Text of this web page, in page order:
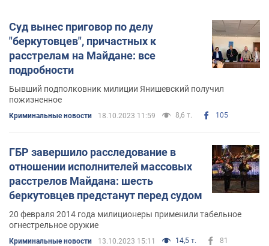
Суд вынес приговор по делу
"беркутовцев", причастных к
расстрелам на Майдане: все
подробности
Бывший подполковник милиции Янишевский получил
пожизненное
Криминальные новости 18.10.2023 11:59 8,6 т. 105
ГБР завершило расследование в
отношении исполнителей массовых
расстрелов Майдана: шесть
беркутовцев предстанут перед судом
20 февраля 2014 года милиционеры применили табельное
огнестрельное оружие
Криминальные новости 13.10.2023 15:11 14,5 т. 81